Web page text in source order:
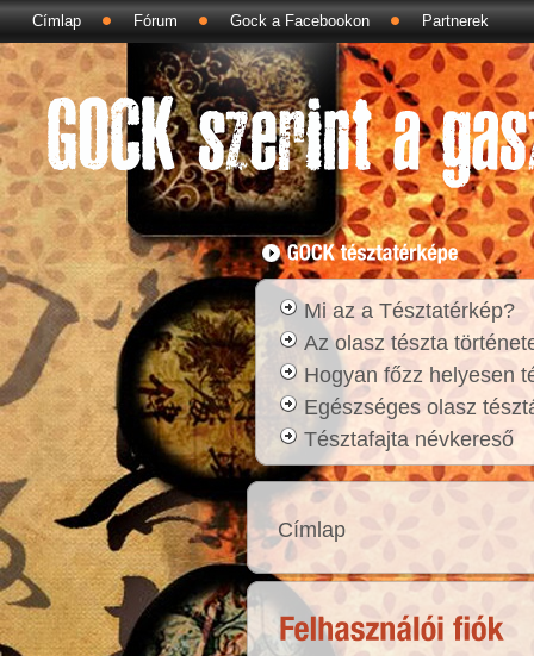
Címlap Fórum Gock a Facebookon Partnerek
Mi az a Tésztatérkép?
Az olasz tészta
Hogyan főzz helyesen
Egészséges olasz
Tésztafajta névkereső
Címlap